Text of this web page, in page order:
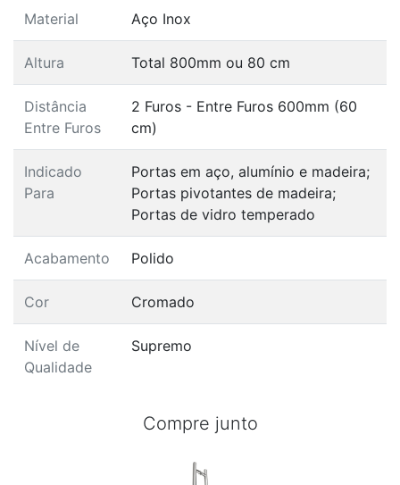
Material Aço Inox
Altura Total 800mm ou 80 cm
Distância
Entre Furos
2 Furos - Entre Furos 600mm (60
cm)
Indicado
Para
Portas em aço, alumínio e madeira;
Portas pivotantes de madeira;
Portas de vidro temperado
Acabamento Polido
Cor Cromado
Nível de
Qualidade
Supremo
Compre junto